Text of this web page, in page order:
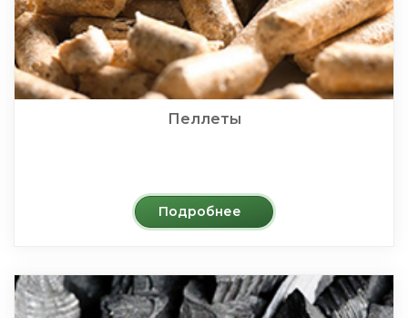
Пеллеты
Подробнее